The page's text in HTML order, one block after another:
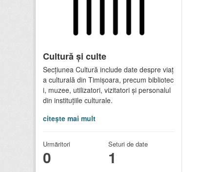
Cultură și culte
Secțiunea Cultură include date despre viaț
a culturală din Timișoara, precum bibliotec
i, muzee, utilizatori, vizitatori și personalul
din instituțiile culturale.
citește mai mult
Urmăritori
0
Seturi de date
1